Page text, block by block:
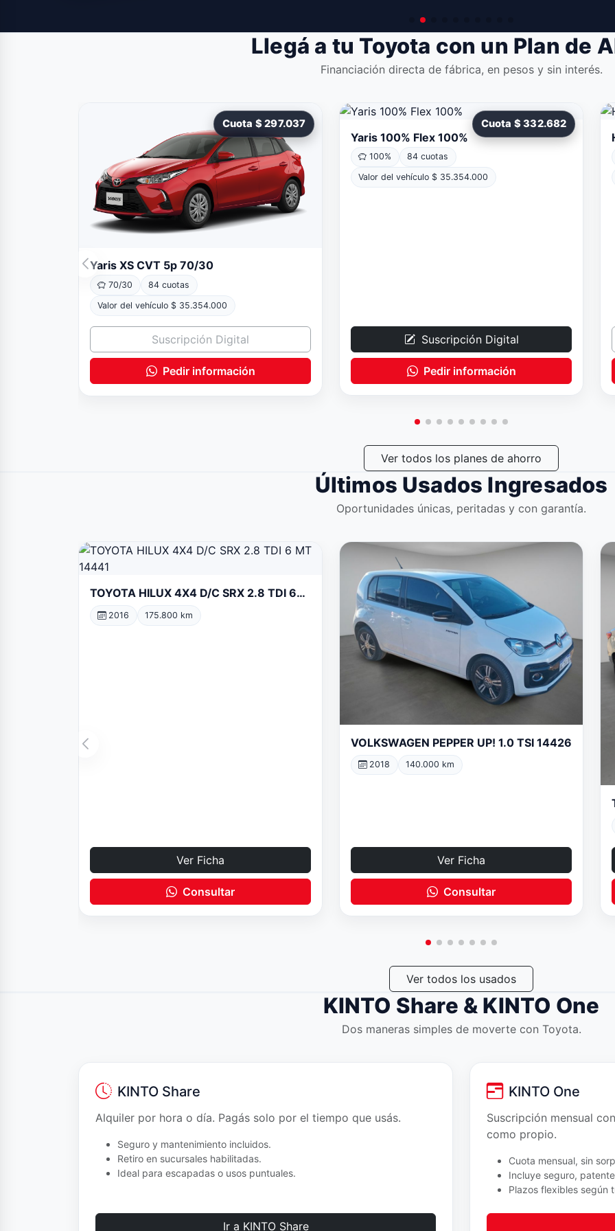
Llegá a tu Toyota con un Plan de
Financiación directa de fábrica, en pesos y sin interés.
Cuota $ 297.037
Yaris XS CVT 5p 70/30
70/30
84 cuotas
Valor del vehículo $ 35.354.000
Suscripción Digital
Pedir información
Cuota $ 332.682
Yaris 100% Flex 100%
100%
84 cuotas
Valor del vehículo $ 35.354.000
Suscripción Digital
Pedir información
Ver todos los planes de ahorro
Últimos Usados Ingresados
Oportunidades únicas, peritadas y con garantía.
TOYOTA HILUX 4X4 D/C SRX 2.8 TDI 6
MT 14441
2016 175.800 km
Ver Ficha
Consultar
VOLKSWAGEN PEPPER UP! 1.0 TSI 14426
2018 140.000 km
Ver Ficha
Consultar
Ver todos los usados
KINTO Share & KINTO One
Dos maneras simples de moverte con Toyota.
KINTO Share
Alquiler por hora o día. Pagás solo por el tiempo que usás.
Seguro y mantenimiento incluidos.
Retiro en sucursales habilitadas.
Ideal para escapadas o usos puntuales.
Ir a KINTO Share
KINTO One
Suscripción mensual
como propio.
Cuota mensual, sin
Incluye seguro,
Plazos flexibles según